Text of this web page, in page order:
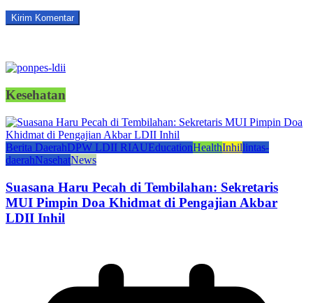
Kesehatan
Berita DaerahDPW LDII RIAUEducationHealthInhillintas-
daerahNasehatNews
Suasana Haru Pecah di Tembilahan: Sekretaris
MUI Pimpin Doa Khidmat di Pengajian Akbar
LDII Inhil